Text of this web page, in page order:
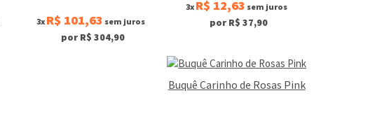
3x R$ 101,63 sem juros
por R$ 304,90
3x R$ 12,63 sem juros
por R$ 37,90
Buquê Carinho de Rosas Pink